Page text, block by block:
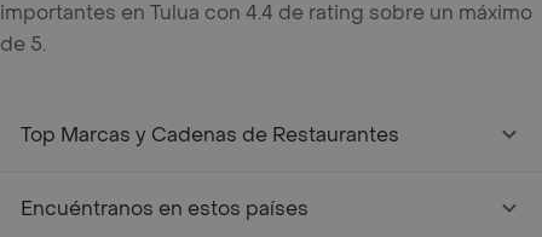
importantes en Tulua con 4.4 de rating sobre un máximo
de 5.
Top Marcas y Cadenas de Restaurantes
Encuéntranos en estos países